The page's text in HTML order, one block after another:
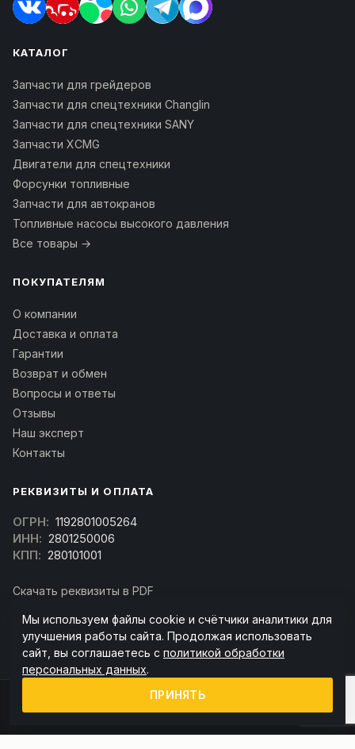
КАТАЛОГ
Запчасти для грейдеров
Запчасти для спецтехники Changlin
Запчасти для спецтехники SANY
Запчасти XCMG
Двигатели для спецтехники
Форсунки топливные
Запчасти для автокранов
Топливные насосы высокого давления
Все товары →
ПОКУПАТЕЛЯМ
О компании
Доставка и оплата
Гарантии
Возврат и обмен
Вопросы и ответы
Отзывы
Наш эксперт
Контакты
РЕКВИЗИТЫ И ОПЛАТА
ОГРН: 1192801005264
ИНН: 2801250006
КПП: 280101001
Скачать реквизиты в PDF
(Скачать договор)
Мы используем файлы cookie и счётчики аналитики для
улучшения работы сайта. Продолжая использовать
сайт, вы соглашаетесь с политикой обработки
персональных данных.
ПРИНЯТЬ